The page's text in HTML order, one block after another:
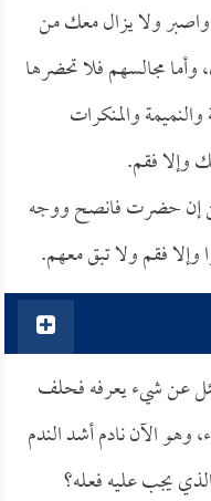
واصبر ولا يزال معك من
مجالسهم فلا تحضرها
والنميمة والمنكرات
وإلا فقم.
إن حضرت فانصح ووجه
وإلا فقم ولا تبق معهم.
عن شيء يعرفه فحلف
وهو الآن نادم أشد الندم
يجب عليه فعله؟